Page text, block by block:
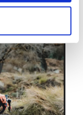
scanning it for
data is processed
section.
besteak beste,
iragarki eta eduki